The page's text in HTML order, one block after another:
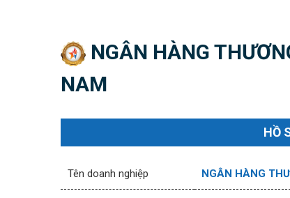
NGÂN HÀNG
NAM
HỒ
Tên doanh nghiệp NGÂN HÀNG